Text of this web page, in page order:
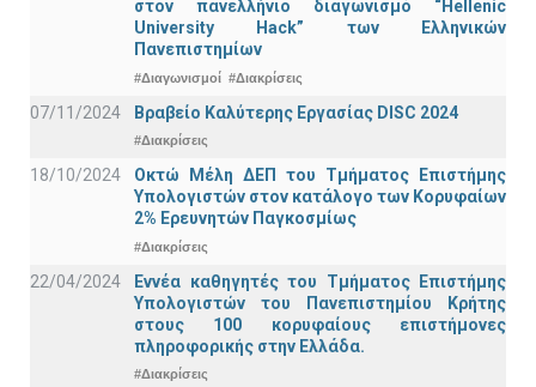
στον πανελλήνιο διαγωνισμό “Hellenic
University Hack” των Ελληνικών
Πανεπιστημίων
#Διαγωνισμοί #Διακρίσεις
07/11/2024 Βραβείο Καλύτερης Εργασίας DISC 2024
#Διακρίσεις
18/10/2024
Οκτώ Μέλη ΔΕΠ του Τμήματος Επιστήμης
Υπολογιστών στον κατάλογο των Κορυφαίων
2% Ερευνητών Παγκοσμίως
#Διακρίσεις
22/04/2024
Εννέα καθηγητές του Τμήματος Επιστήμης
Υπολογιστών του Πανεπιστημίου Κρήτης
στους 100 κορυφαίους επιστήμονες
πληροφορικής στην Ελλάδα.
#Διακρίσεις